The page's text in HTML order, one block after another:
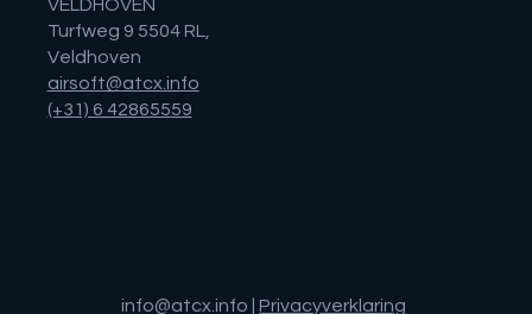
VELDHOVEN
Turfweg 9 5504 RL,
Veldhoven
airsoft@atcx.info
(+31) 6 42865559
info@atcx.info |Privacyverklaring